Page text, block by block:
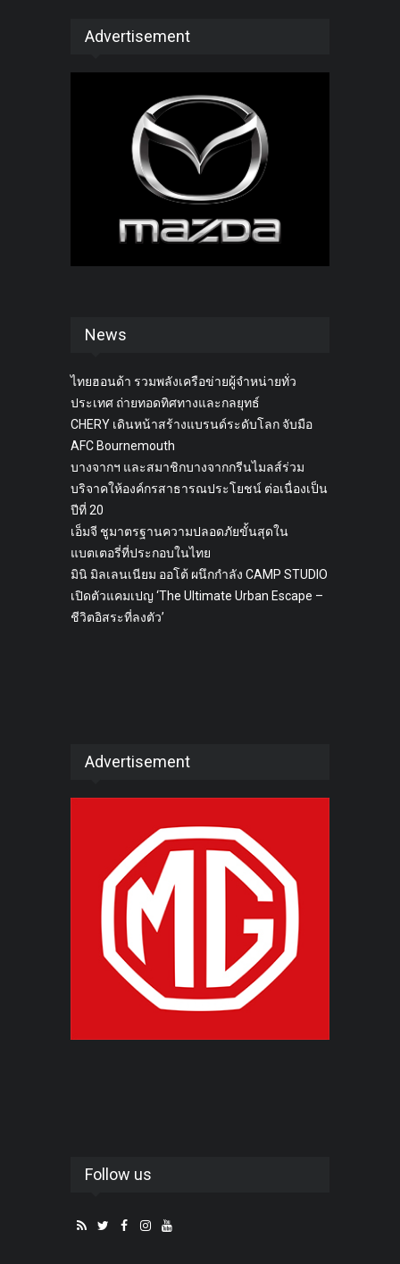
Advertisement
News
ไทยฮอนด้า รวมพลังเครือข่ายผู้จำหน่ายทั่ว
ประเทศ ถ่ายทอดทิศทางและกลยุทธ์
CHERY เดินหน้าสร้างแบรนด์ระดับโลก จับมือ
AFC Bournemouth
บางจากฯ และสมาชิกบางจากกรีนไมลส์ร่วม
บริจาคให้องค์กรสาธารณประโยชน์ ต่อเนื่องเป็น
ปีที่ 20
เอ็มจี ชูมาตรฐานความปลอดภัยขั้นสุดใน
แบตเตอรี่ที่ประกอบในไทย
มินิ มิลเลนเนียม ออโต้ ผนึกกำลัง CAMP STUDIO
เปิดตัวแคมเปญ ‘The Ultimate Urban Escape –
ชีวิตอิสระที่ลงตัว’
Advertisement
Follow us